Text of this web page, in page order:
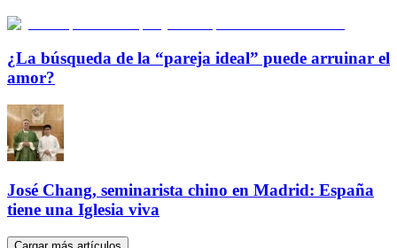
¿La búsqueda de la “pareja ideal” puede arruinar el
amor?
José Chang, seminarista chino en Madrid: España
tiene una Iglesia viva